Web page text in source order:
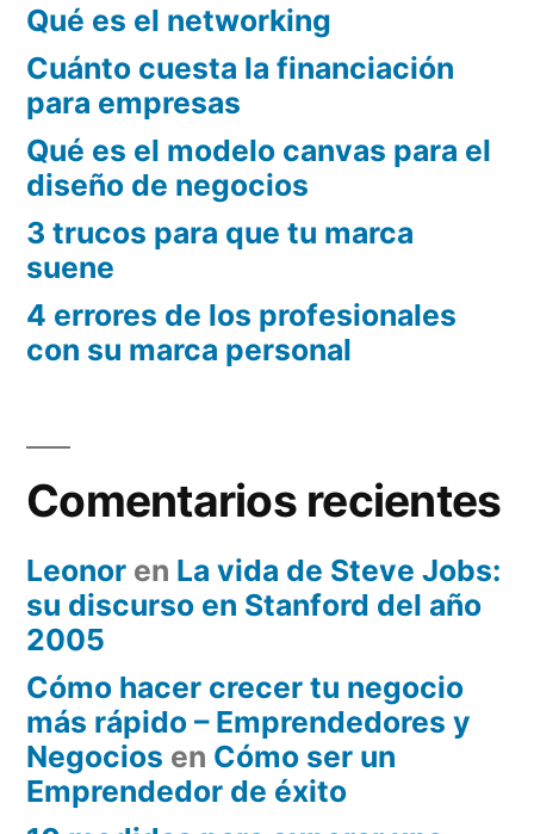
Qué es el networking
Cuánto cuesta la financiación
para empresas
Qué es el modelo canvas para el
diseño de negocios
3 trucos para que tu marca
suene
4 errores de los profesionales
con su marca personal
Comentarios recientes
Leonor en La vida de Steve Jobs:
su discurso en Stanford del año
2005
Cómo hacer crecer tu negocio
más rápido – Emprendedores y
Negocios en Cómo ser un
Emprendedor de éxito